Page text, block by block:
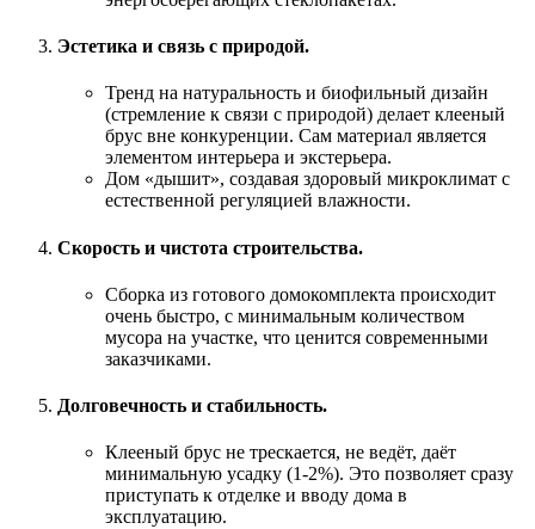
Эстетика и связь с природой.
Тренд на натуральность и биофильный дизайн
(стремление к связи с природой) делает клееный
брус вне конкуренции. Сам материал является
элементом интерьера и экстерьера.
Дом «дышит», создавая здоровый микроклимат с
естественной регуляцией влажности.
Скорость и чистота строительства.
Сборка из готового домокомплекта происходит
очень быстро, с минимальным количеством
мусора на участке, что ценится современными
заказчиками.
Долговечность и стабильность.
Клееный брус не трескается, не ведёт, даёт
минимальную усадку (1-2%). Это позволяет сразу
приступать к отделке и вводу дома в
эксплуатацию.